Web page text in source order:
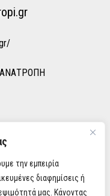
την εμπειρία
διαφημίσεις ή
μας. Κάνοντας